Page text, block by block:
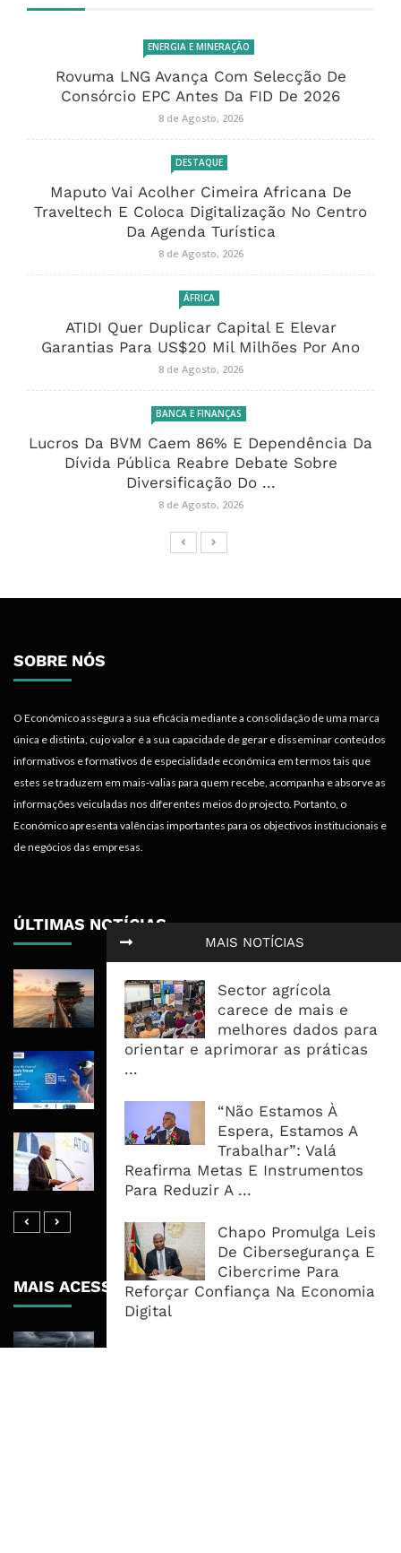
MAIS NOTÍCIAS
Sector agrícola
carece de mais e
melhores dados para
orientar e aprimorar as práticas
...
“Não Estamos À
Espera, Estamos A
Trabalhar”: Valá
Reafirma Metas E Instrumentos
Para Reduzir A ...
Chapo Promulga Leis
De Cibersegurança E
Cibercrime Para
Reforçar Confiança Na Economia
Digital
ENERGIA E MINERAÇÃO
Rovuma LNG Avança Com Selecção De
Consórcio EPC Antes Da FID De 2026
8 de Agosto, 2026
DESTAQUE
Maputo Vai Acolher Cimeira Africana De
Traveltech E Coloca Digitalização No Centro
Da Agenda Turística
8 de Agosto, 2026
ÁFRICA
ATIDI Quer Duplicar Capital E Elevar
Garantias Para US$20 Mil Milhões Por Ano
8 de Agosto, 2026
BANCA E FINANÇAS
Lucros Da BVM Caem 86% E Dependência Da
Dívida Pública Reabre Debate Sobre
Diversificação Do ...
8 de Agosto, 2026
SOBRE NÓS
O Económico assegura a sua eficácia mediante a consolidação de uma marca
única e distinta, cujo valor é a sua capacidade de gerar e disseminar conteúdos
informativos e formativos de especialidade económica em termos tais que
estes se traduzem em mais-valias para quem recebe, acompanha e absorve as
informações veiculadas nos diferentes meios do projecto. Portanto, o
Económico apresenta valências importantes para os objectivos institucionais e
de negócios das empresas.
ÚLTIMAS NOTÍCIAS
Rovuma LNG Avança Com Selecção
De Consórcio EPC Antes Da FID De
2026
Maputo Vai Acolher Cimeira Africana
No Centro Da Agenda Turística
ATIDI Quer Duplicar Capital E Elevar
Garantias Para US$20 Mil Milhões
Por Ano
MAIS ACESSADOS